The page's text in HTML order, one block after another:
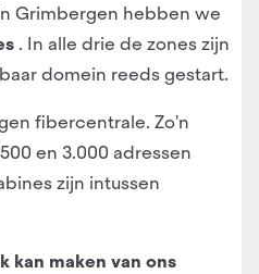
Grimbergen hebben we
. In alle drie de zones zijn
domein reeds gestart.
fibercentrale. Zo'n
en 3.000 adressen
zijn intussen
kan maken van ons